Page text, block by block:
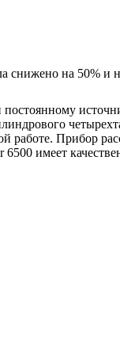
на 50% и
работе. Прибор
имеет